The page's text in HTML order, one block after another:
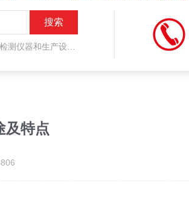
器和生产设备，眼镜产品检测仪器，水气处理环保设备
及特点